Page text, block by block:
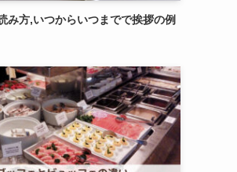
み方,いつからいつまでで挨拶の例